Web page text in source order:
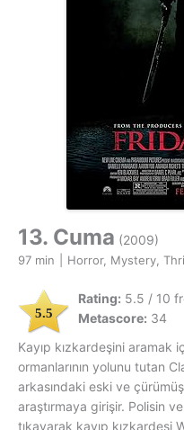
13. Cuma (2009)
97 min Horror, Mystery,
5.5
Rating: 5.5 / 10
Metascore: 34
Kayıp kızkardeşini aramak
ormanlarının yolunu tutan
arkasındaki eski ve çürümüş
araştırmaya girişir. Polisin ve
tıkayarak kayıp kızkardeşi